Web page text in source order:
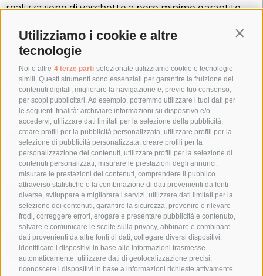
Utilizziamo i cookie e altre
tecnologie
Noi e altre 4 terze parti selezionate utilizziamo cookie e tecnologie
simili. Questi strumenti sono essenziali per garantire la fruizione dei
contenuti digitali, migliorare la navigazione e, previo tuo consenso,
per scopi pubblicitari. Ad esempio, potremmo utilizzare i tuoi dati per
le seguenti finalità: archiviare informazioni su dispositivo e/o
accedervi, utilizzare dati limitati per la selezione della pubblicità,
creare profili per la pubblicità personalizzata, utilizzare profili per la
selezione di pubblicità personalizzata, creare profili per la
personalizzazione dei contenuti, utilizzare profili per la selezione di
contenuti personalizzati, misurare le prestazioni degli annunci,
misurare le prestazioni dei contenuti, comprendere il pubblico
attraverso statistiche o la combinazione di dati provenienti da fonti
diverse, sviluppare e migliorare i servizi, utilizzare dati limitati per la
selezione dei contenuti, garantire la sicurezza, prevenire e rilevare
frodi, correggere errori, erogare e presentare pubblicità e contenuto,
salvare e comunicare le scelte sulla privacy, abbinare e combinare
dati provenienti da altre fonti di dati, collegare diversi dispositivi,
identificare i dispositivi in base alle informazioni trasmesse
automaticamente, utilizzare dati di geolocalizzazione precisi,
riconoscere i dispositivi in base a informazioni richieste attivamente.
realizzazione di vaschette a peso minimo garantito.
innovativa, in grado di automatizzare il lavoro,
garantendo un risparmio in termini di manodopera e
gestione dell’impianto post-vendita”.
FONTE:©freshplaza
GLI ULTIMI ARTICOLI
Linea di lavorazione patate: tutte le
fasi, le macchine principali e i vantaggi
per produttività e qualità
Lavaggio e pulizia patate in linea: fasi,
parametri e buone pratiche
Confezionamento patate: pesatura,
formati e automazione del fine linea